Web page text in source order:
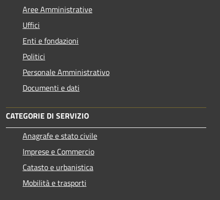
Aree Amministrative
Uffici
Enti e fondazioni
Politici
Personale Amministrativo
Documenti e dati
CATEGORIE DI SERVIZIO
Anagrafe e stato civile
Imprese e Commercio
Catasto e urbanistica
Mobilità e trasporti